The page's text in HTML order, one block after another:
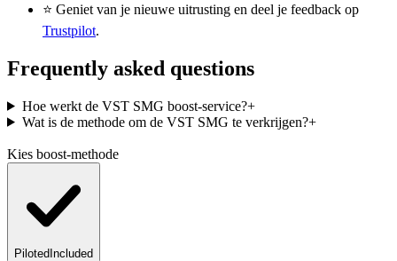
⭐ Geniet van je nieuwe uitrusting en deel je feedback op
Trustpilot.
Frequently asked questions
Hoe werkt de VST SMG boost-service?+
Wat is de methode om de VST SMG te verkrijgen?+
Kies boost-methode
Piloted Included